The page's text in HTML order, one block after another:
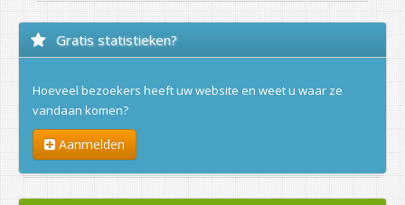
Gratis statistieken?
Hoeveel bezoekers heeft uw website en weet u waar ze
vandaan komen?
Aanmelden